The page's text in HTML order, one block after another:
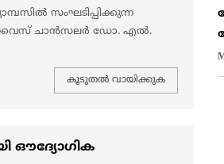
സംഘടിപ്പിക്കുന്ന
വൈസ് ചാൻസലർ ഡോ. എൽ.
കൂടുതല്‍ വായിക്കുക
ഔദ്യോഗിക